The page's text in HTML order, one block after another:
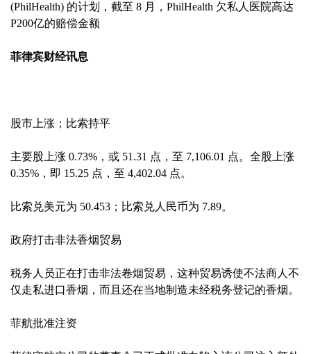
(PhilHealth) 的计划，截至 8 月，PhilHealth 欠私人医院高达
P200亿的赔偿金额
菲律宾财经讯息
股市上涨；比索持平
主要股上涨 0.73%，或 51.31 点，至 7,106.01 点。全股上涨
0.35%，即 15.25 点，至 4,402.04 点。
比索兑美元为 50.453；比索兑人民币为 7.89。
政府打击非法香烟贸易
税务人员正在打击非法卷烟贸易，这种贸易诱使不法商人不
仅走私进口香烟，而且还在当地制造未经税务登记的香烟。
菲航批准注资